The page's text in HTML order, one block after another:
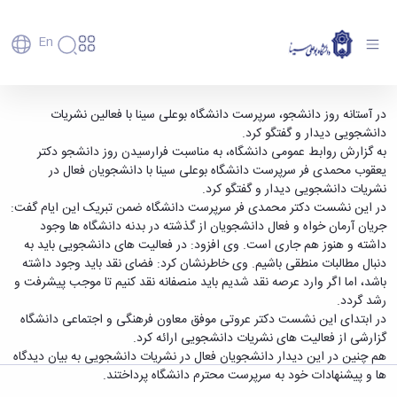
En
دانشگاه
تاریخچه
و
معرفی
برنامه
راهبردی
دانشگاه
نقشه
دانشگاه
ساختار
سازمانی
سازمان
دانشگاه
حوزه
ریاست
معاونت
آموزش
پذیرش
کارشناسی
تحصیلات
تکمیلی
پسا
دکترا
استعدادهای
درخشان
دانشجویان
غیرایرانی
مهمانی
و
انتقال
حمایت‌های
تحصیلی
پژوهش
فناوری و
کارآفرینی
دفتر
ارتباط
با
صنعت
پردیس
علم
و
فناوری
مراکز
تحقیقات
و فناوری
پژوهشکده
دانشکده‌ها
پردیس
اصلی
مهندسی
کشاورزی
شیمی
و
علوم
نفت
علوم
انسانی
هنر
و
معماری
رفاهی
رفاهی
پرسنل
اداره
رفاه
کارکنان
مهمانسرای
دانشگاه
رفاهی
دانشجویان
مدیریت
امور
دانشجویان
اعضای
هیأت
علمی
کارکنان
دانشجویان
فارغ
التحصیلان
فوق
برنامه
فعالیت‌های
دانشجویی
انجمن‌های
علمی
پایگاه
خبری
بسنا
پیشخوان
نشست صمیمی دکتر محمدی فر با فعالین نشریات
دانشجویی - دانشگاه بوعلی سینا همدان
در آستانه روز دانشجو، سرپرست دانشگاه بوعلی سینا با فعالین نشریات
دانشجویی دیدار و گفتگو کرد.
به گزارش روابط عمومی دانشگاه، به مناسبت فرارسیدن روز دانشجو دکتر
یعقوب محمدی فر سرپرست دانشگاه بوعلی سینا با دانشجویان فعال در
نشریات دانشجویی دیدار و گفتگو کرد.
در این نشست دکتر محمدی فر سرپرست دانشگاه ضمن تبریک این ایام گفت:
جریان آرمان خواه و فعال دانشجویان از گذشته در بدنه دانشگاه ها وجود
داشته و هنوز هم جاری است. وی افزود: در فعالیت های دانشجویی باید به
دنبال مطالبات منطقی باشیم. وی خاطرنشان کرد: فضای نقد باید وجود داشته
باشد، اما اگر وارد عرصه نقد شدیم باید منصفانه نقد کنیم تا موجب پیشرفت و
رشد گردد.
در ابتدای این نشست دکتر عروتی موفق معاون فرهنگی و اجتماعی دانشگاه
گزارشی از فعالیت های نشریات دانشجویی ارائه کرد.
هم چنین در این دیدار دانشجویان فعال در نشریات دانشجویی به بیان دیدگاه
ها و پیشنهادات خود به سرپرست محترم دانشگاه پرداختند.